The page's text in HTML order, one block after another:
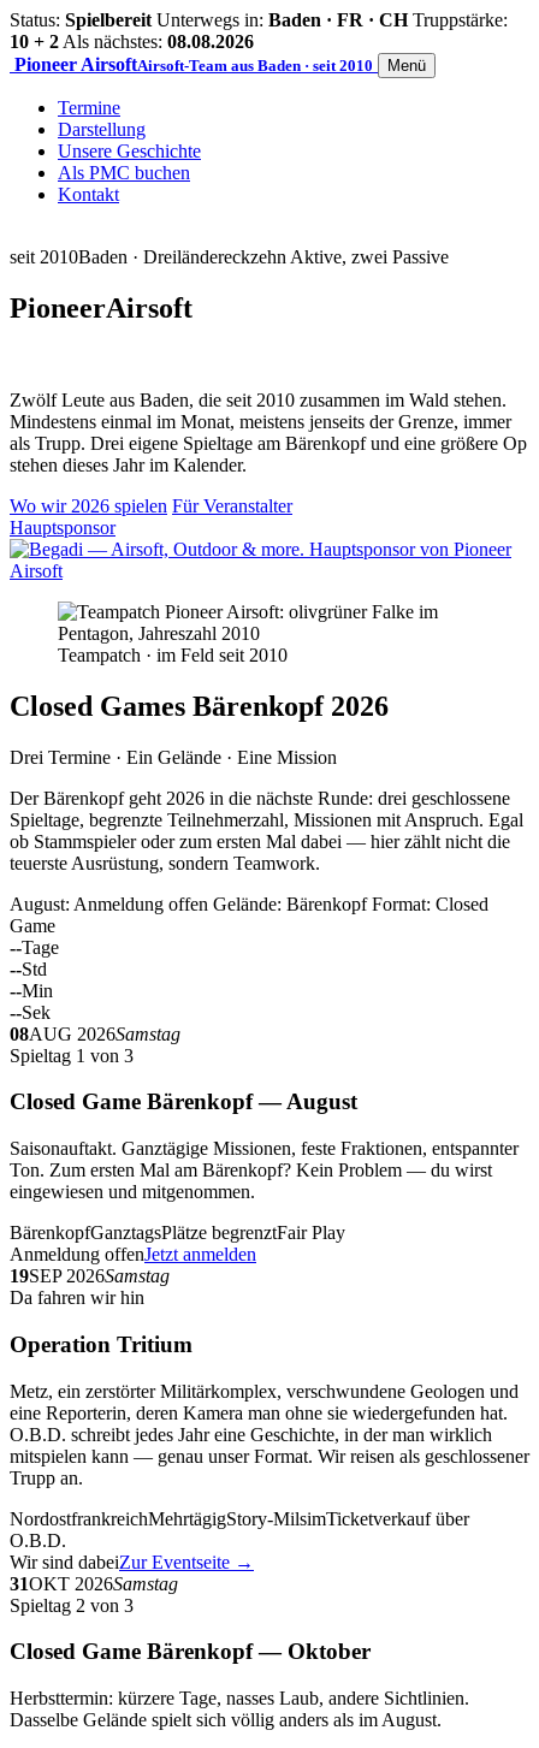
Status: Spielbereit Unterwegs in: Baden · FR · CH Truppstärke:
10 + 2 Als nächstes: 08.08.2026
Pioneer AirsoftAirsoft-Team aus Baden · seit 2010 Menü
Termine
Darstellung
Unsere Geschichte
Als PMC buchen
Kontakt
seit 2010Baden · Dreiländereckzehn Aktive, zwei Passive
PioneerAirsoft
Zwölf Leute aus Baden, die seit 2010 zusammen im Wald stehen.
Mindestens einmal im Monat, meistens jenseits der Grenze, immer
als Trupp. Drei eigene Spieltage am Bärenkopf und eine größere Op
stehen dieses Jahr im Kalender.
Wo wir 2026 spielen Für Veranstalter
Hauptsponsor
Teampatch · im Feld seit 2010
Closed Games Bärenkopf 2026
Drei Termine · Ein Gelände · Eine Mission
Der Bärenkopf geht 2026 in die nächste Runde: drei geschlossene
Spieltage, begrenzte Teilnehmerzahl, Missionen mit Anspruch. Egal
ob Stammspieler oder zum ersten Mal dabei — hier zählt nicht die
teuerste Ausrüstung, sondern Teamwork.
August: Anmeldung offen Gelände: Bärenkopf Format: Closed
Game
--Tage
--Std
--Min
--Sek
08AUG 2026Samstag
Spieltag 1 von 3
Closed Game Bärenkopf — August
Saisonauftakt. Ganztägige Missionen, feste Fraktionen, entspannter
Ton. Zum ersten Mal am Bärenkopf? Kein Problem — du wirst
eingewiesen und mitgenommen.
BärenkopfGanztagsPlätze begrenztFair Play
Anmeldung offenJetzt anmelden
19SEP 2026Samstag
Da fahren wir hin
Operation Tritium
Metz, ein zerstörter Militärkomplex, verschwundene Geologen und
eine Reporterin, deren Kamera man ohne sie wiedergefunden hat.
O.B.D. schreibt jedes Jahr eine Geschichte, in der man wirklich
mitspielen kann — genau unser Format. Wir reisen als geschlossener
Trupp an.
NordostfrankreichMehrtägigStory-MilsimTicketverkauf über
O.B.D.
Wir sind dabeiZur Eventseite →
31OKT 2026Samstag
Spieltag 2 von 3
Closed Game Bärenkopf — Oktober
Herbsttermin: kürzere Tage, nasses Laub, andere Sichtlinien.
Dasselbe Gelände spielt sich völlig anders als im August.